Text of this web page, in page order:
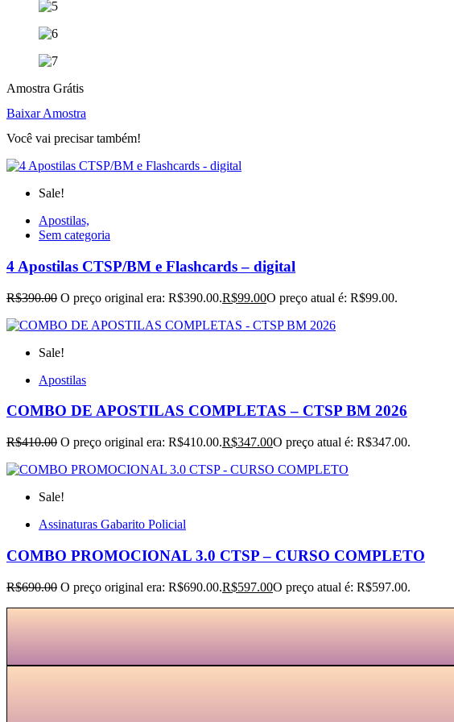
Amostra Grátis
Baixar Amostra
Você vai precisar também!
Sale!
Apostilas,
Sem categoria
4 Apostilas CTSP/BM e Flashcards – digital
R$390.00 O preço original era: R$390.00.R$99.00O preço atual é: R$99.00.
Sale!
Apostilas
COMBO DE APOSTILAS COMPLETAS – CTSP BM 2026
R$410.00 O preço original era: R$410.00.R$347.00O preço atual é: R$347.00.
Sale!
Assinaturas Gabarito Policial
COMBO PROMOCIONAL 3.0 CTSP – CURSO COMPLETO
R$690.00 O preço original era: R$690.00.R$597.00O preço atual é: R$597.00.